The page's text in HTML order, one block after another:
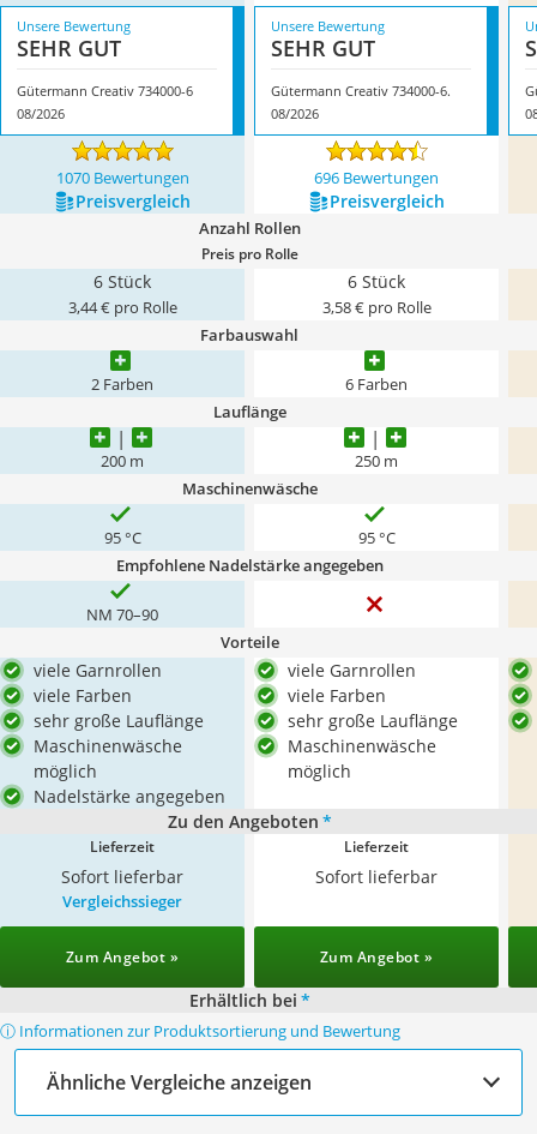
Unsere Bewertung
SEHR GUT
Gütermann Creativ 734000-6
08/2026
Unsere Bewertung
SEHR GUT
Gütermann Creativ 734000-6.
08/2026
1070 Bewertungen 696 Bewertungen
Preis­vergleich Preis­vergleich
Anzahl Rollen
Preis pro Rolle
6 Stück
3,44 € pro Rolle
6 Stück
3,58 € pro Rolle
Farbauswahl
2 Farben 6 Farben
Lauflänge
200 m 250 m
Maschinenwäsche
95 °C 95 °C
Empfohlene Nadelstärke angegeben
NM 70–90
Vorteile
viele Garnrollen
viele Farben
sehr große Lauflänge
Maschinenwäsche
möglich
Nadelstärke angegeben
viele Garnrollen
viele Farben
sehr große Lauflänge
Maschinenwäsche
möglich
Zu den Angeboten *
Lieferzeit
Sofort lieferbar
Lieferzeit
Sofort lieferbar
Vergleichssieger
Zum Angebot » Zum Angebot »
Erhältlich bei *
ⓘ Informationen zur Produktsortierung und Bewertung
Ähnliche Vergleiche anzeigen